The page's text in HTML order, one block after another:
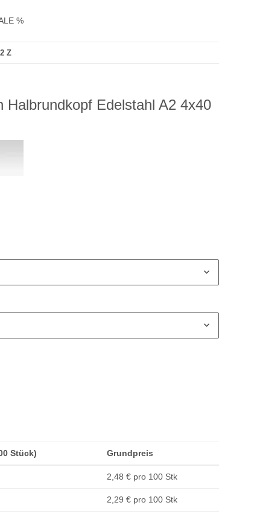
%
Z
Halbrundkopf Edelstahl A2 4x40
Stück) Grundpreis
2,48 € pro 100 Stk
2,29 € pro 100 Stk